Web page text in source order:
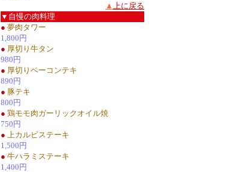
▲ 上に戻る
▼自慢の肉料理
● 夢肉タワー
1,800円
● 厚切り牛タン
980円
● 厚切りベーコンテキ
890円
● 豚テキ
800円
● 鶏モモ肉ガーリックオイル焼
750円
● 上カルビステーキ
1,500円
● 牛ハラミステーキ
1,400円